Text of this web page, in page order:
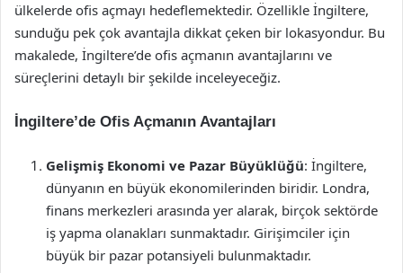
ülkelerde ofis açmayı hedeflemektedir. Özellikle İngiltere,
sunduğu pek çok avantajla dikkat çeken bir lokasyondur. Bu
makalede, İngiltere’de ofis açmanın avantajlarını ve
süreçlerini detaylı bir şekilde inceleyeceğiz.
İngiltere’de Ofis Açmanın Avantajları
Gelişmiş Ekonomi ve Pazar Büyüklüğü: İngiltere,
dünyanın en büyük ekonomilerinden biridir. Londra,
finans merkezleri arasında yer alarak, birçok sektörde
iş yapma olanakları sunmaktadır. Girişimciler için
büyük bir pazar potansiyeli bulunmaktadır.